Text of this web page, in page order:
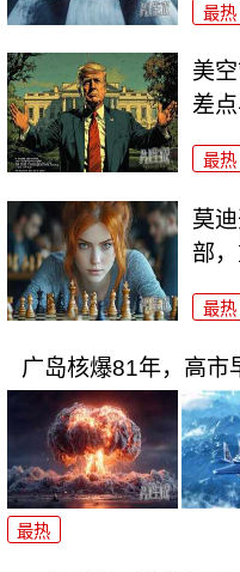
最热
美
差
最热
莫
部
最热
广岛核爆81年，高市
最热